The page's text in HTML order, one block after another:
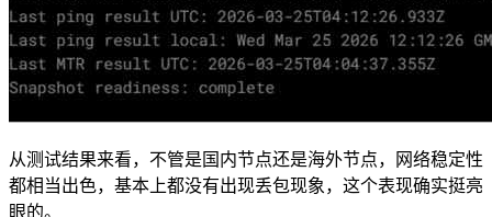
从测试结果来看，不管是国内节点还是海外节点，网络稳定性
都相当出色，基本上都没有出现丢包现象，这个表现确实挺亮
眼的。